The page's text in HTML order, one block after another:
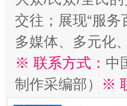
交往；展现“服务
多媒体、多元化
※ 联系方式： 中
制作采编部）
※